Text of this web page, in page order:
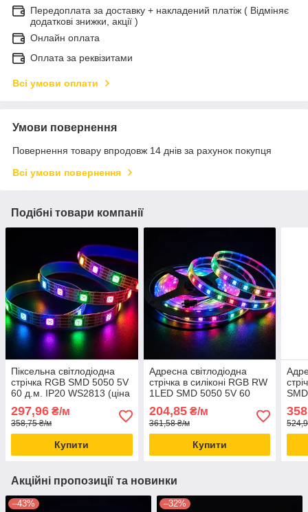
Передоплата за доставку + накладений платіж ( Відміняє
додаткові знижки, акції )
Онлайн оплата
Оплата за реквізитами
Всі умови оплати
Умови повернення
Повернення товару впродовж 14 днів за рахунок покупця
Всі умови повернення
Подібні товари компанії
Піксельна світлодіодна
стрічка RGB SMD 5050 5V
60 д.м. IP20 WS2813 (ціна
1м)
297,96 ₴/м
358,75 ₴/м
Купити
Адресна світлодіодна
стрічка в силіконі RGB RW
1LED SMD 5050 5V 60
д.м. IP67 WS2812b чорна
основа (ціна 1м)
204,85₴/м
361,58 ₴/м
Купити
Акційні пропозиції та новинки
–43% –32%